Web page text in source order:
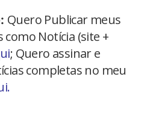
Quero Publicar meus
Notícia (site +
; Quero assinar e
completas no meu